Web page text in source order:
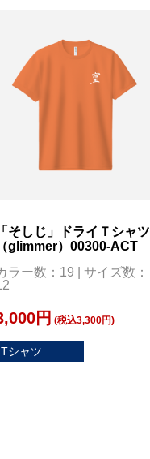
そしじ」ドライＴシャツ
glimmer）00300-ACT
ラー数：19 | サイズ数：
Tシャツ
円 (税込3,300円)